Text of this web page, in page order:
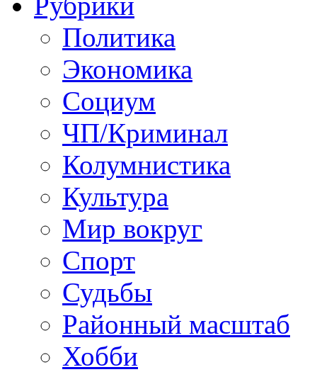
Политика
Экономика
Социум
ЧП/Криминал
Колумнистика
Культура
Мир вокруг
Спорт
Судьбы
Районный масштаб
Хобби